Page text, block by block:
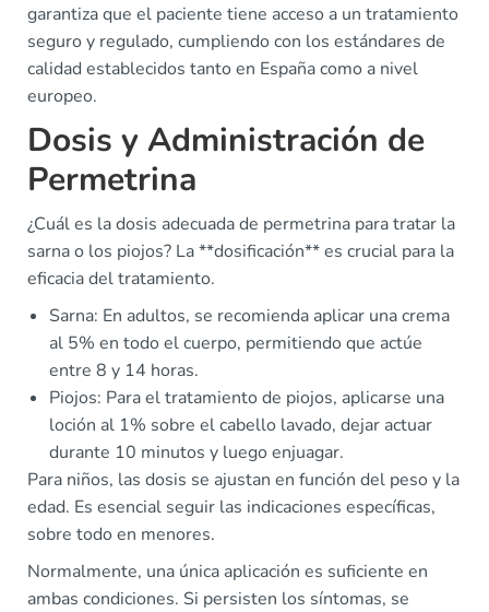
garantiza que el paciente tiene acceso a un tratamiento
seguro y regulado, cumpliendo con los estándares de
calidad establecidos tanto en España como a nivel
europeo.
Dosis y Administración de
Permetrina
¿Cuál es la dosis adecuada de permetrina para tratar la
sarna o los piojos? La **dosificación** es crucial para la
eficacia del tratamiento.
Sarna: En adultos, se recomienda aplicar una crema
al 5% en todo el cuerpo, permitiendo que actúe
entre 8 y 14 horas.
Piojos: Para el tratamiento de piojos, aplicarse una
loción al 1% sobre el cabello lavado, dejar actuar
durante 10 minutos y luego enjuagar.
Para niños, las dosis se ajustan en función del peso y la
edad. Es esencial seguir las indicaciones específicas,
sobre todo en menores.
Normalmente, una única aplicación es suficiente en
ambas condiciones. Si persisten los síntomas, se